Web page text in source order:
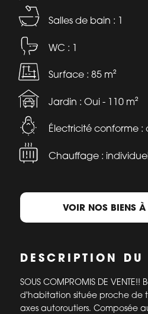
Salles de bain : 1
WC : 1
Surface : 85 m²
Jardin : Oui - 110 m²
Électricité conforme :
Chauffage :
VOIR NOS BIENS À
DESCRIPTION DU
SOUS COMPROMIS DE VENTE!!
d'habitation située proche de
axes autoroutiers. Composée